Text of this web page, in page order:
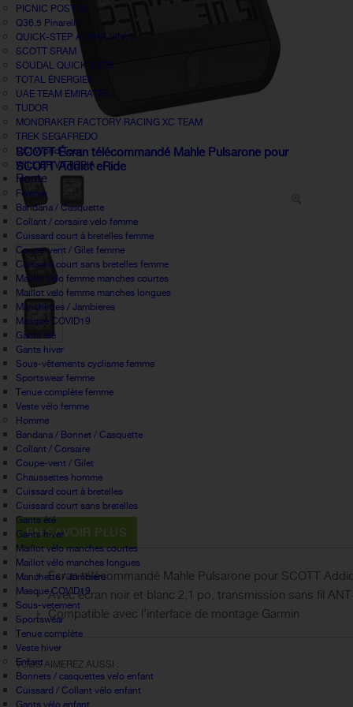
PICNIC POSTNL
Q36.5 Pinarello
QUICK-STEP ALPHA VINYL
SCOTT SRAM
SOUDAL QUICK-STEP
TOTAL ÉNERGIES
UAE TEAM EMIRATES
TUDOR
MONDRAKER FACTORY RACING XC TEAM
TREK SEGAFREDO
UCI World Tour
WILLIER VITTORIA
Route
Femme
Bandana / Casquette
Collant / corsaire velo femme
Cuissard court à bretelles femme
Coupe-vent / Gilet femme
Cuissard court sans bretelles femme
Maillot vélo femme manches courtes
Maillot velo femme manches longues
Manchettes / Jambieres
Masque COVID19
Gants été
Gants hiver
Sous-vêtements cyclisme femme
Sportswear femme
Tenue complète femme
Veste vélo femme
Homme
Bandana / Bonnet / Casquette
Collant / Corsaire
Coupe-vent / Gilet
Chaussettes homme
Cuissard court à bretelles
Cuissard court sans bretelles
Gants été
Gants hiver
Maillot vélo manches courtes
Maillot vélo manches longues
Manchette / Jambiere
Masque COVID19
Sous-vetement
Sportswear
Tenue complète
Veste hiver
Enfant
Bonnets / casquettes velo enfant
Cuissard / Collant vélo enfant
Gants vélo enfant
SCOTT Écran télécommandé Mahle Pulsarone pour
SCOTT Addict eRide
EN SAVOIR PLUS
Écran télécommandé Mahle Pulsarone pour SCOTT
Avec écran noir et blanc 2,1 po, transmission sans fil
Compatible avec l’interface de montage Garmin
VOUS AIMEREZ AUSSI :